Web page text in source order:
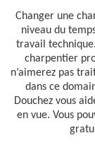
Changer une
niveau du
travail
charpentier
n’aimerez pas
dans ce
Douchez vous
en vue. Vous